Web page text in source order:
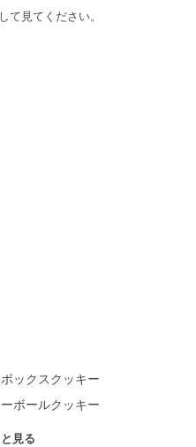
て見てください。
ックスクッキー
ボールクッキー
ッキー
見る